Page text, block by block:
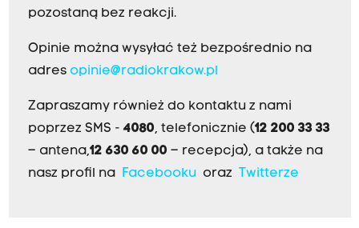
pozostaną bez reakcji.
Opinie można wysyłać też bezpośrednio na
adres opinie@radiokrakow.pl
Zapraszamy również do kontaktu z nami
poprzez SMS - 4080, telefonicznie (12 200 33 33
– antena,12 630 60 00 – recepcja), a także na
nasz profil na Facebookuoraz Twitterze